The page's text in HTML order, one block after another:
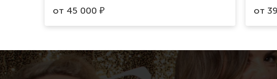
от 45 000 ₽ от